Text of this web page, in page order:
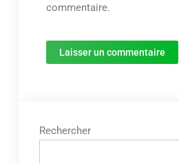
commentaire.
Rechercher